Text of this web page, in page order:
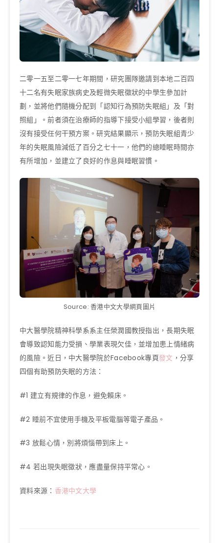
二零一五至二零一七年期間，研究團隊邀請到本地二百四
十二名有失眠家族病史及輕微失眠徵狀的中學生參加計
劃，並將他們隨機分配到「認知行為預防失眠組」及「對
照組」。前者須在治療師的指導下接受小組學習，後者則
沒有接受任何干預方案。研究結果顯示，預防失眠組青少
年的失眠風險減低了百分之七十一，他們的總睡眠時間亦
有所增加，並建立了良好的作息與睡眠習慣。
Source: 香港中文大學網頁圖片
中大醫學院精神科學系系主任榮潤國教授指出，長期失眠
會導致認知能力受損、學業表現欠佳，並增加患上情緒病
的風險。近日，中大醫學院於Facebook專頁發文 ，分享
四個有助預防失眠的方法：
#1 建立有規律的作息，避免賴床。
#2 睡前不宜使用手機及平板電腦等電子產品。
#3 放鬆心情，別將煩惱帶到床上。
#4 若出現失眠徵狀，應盡量保持平常心。
資料來源： 香港中文大學